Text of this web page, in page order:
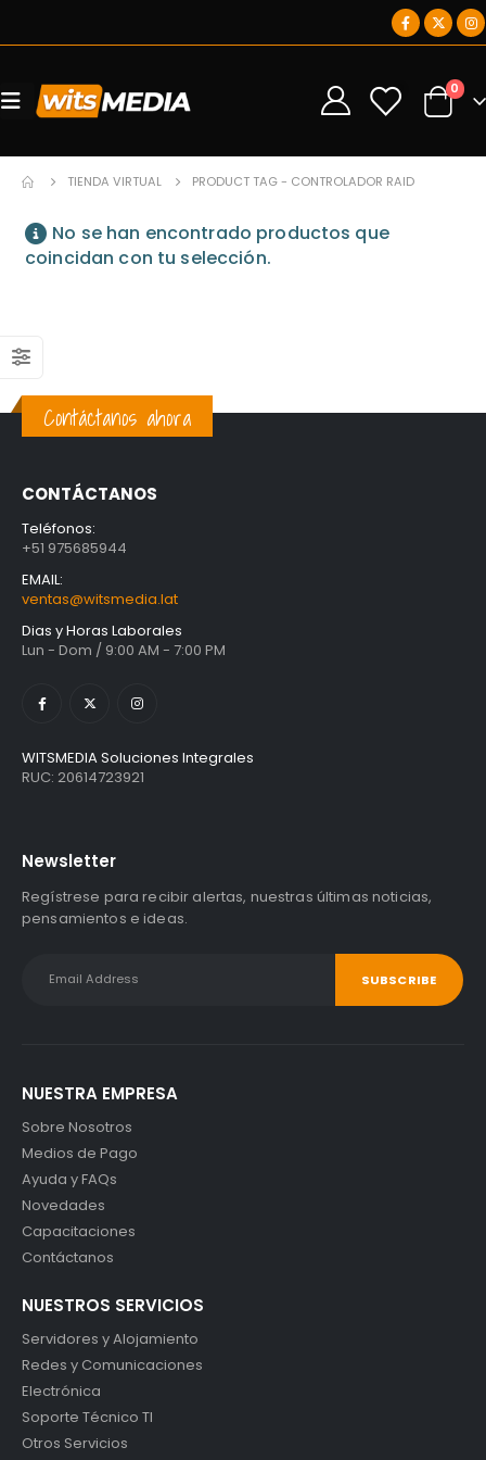
0 0
TIENDA VIRTUAL PRODUCT TAG - CONTROLADOR RAID
No se han encontrado productos que
coincidan con tu selección.
S/994.79
IGV
1,467.47
Contáctanos ahora
CONTÁCTANOS
Teléfonos:
+51 975685944
EMAIL:
ventas@witsmedia.lat
Dias y Horas Laborales
Lun - Dom / 9:00 AM - 7:00 PM
WITSMEDIA Soluciones Integrales
RUC: 20614723921
Newsletter
Regístrese para recibir alertas, nuestras últimas noticias,
pensamientos e ideas.
NUESTRA EMPRESA
Sobre Nosotros
Medios de Pago
Ayuda y FAQs
Novedades
Capacitaciones
Contáctanos
NUESTROS SERVICIOS
Servidores y Alojamiento
Redes y Comunicaciones
Electrónica
Soporte Técnico TI
Otros Servicios